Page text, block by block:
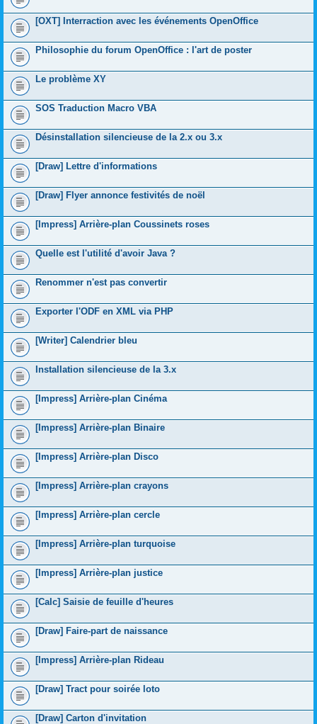
[OXT] Interraction avec les événements OpenOffice
Philosophie du forum OpenOffice : l'art de poster
Le problème XY
SOS Traduction Macro VBA
Désinstallation silencieuse de la 2.x ou 3.x
[Draw] Lettre d'informations
[Draw] Flyer annonce festivités de noël
[Impress] Arrière-plan Coussinets roses
Quelle est l'utilité d'avoir Java ?
Renommer n'est pas convertir
Exporter l'ODF en XML via PHP
[Writer] Calendrier bleu
Installation silencieuse de la 3.x
[Impress] Arrière-plan Cinéma
[Impress] Arrière-plan Binaire
[Impress] Arrière-plan Disco
[Impress] Arrière-plan crayons
[Impress] Arrière-plan cercle
[Impress] Arrière-plan turquoise
[Impress] Arrière-plan justice
[Calc] Saisie de feuille d'heures
[Draw] Faire-part de naissance
[Impress] Arrière-plan Rideau
[Draw] Tract pour soirée loto
[Draw] Carton d'invitation